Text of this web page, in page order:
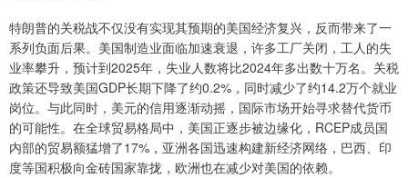
特朗普的关税战不仅没有实现其预期的美国经济复兴，反而带来了一
系列负面后果。美国制造业面临加速衰退，许多工厂关闭，工人的失
业率攀升，预计到2025年，失业人数将比2024年多出数十万名。关税
政策还导致美国GDP长期下降了约0.2%，同时减少了约14.2万个就业
岗位。与此同时，美元的信用逐渐动摇，国际市场开始寻求替代货币
的可能性。在全球贸易格局中，美国正逐步被边缘化，RCEP成员国
内部的贸易额猛增了17%，亚洲各国迅速构建新经济网络，巴西、印
度等国积极向金砖国家靠拢，欧洲也在减少对美国的依赖。